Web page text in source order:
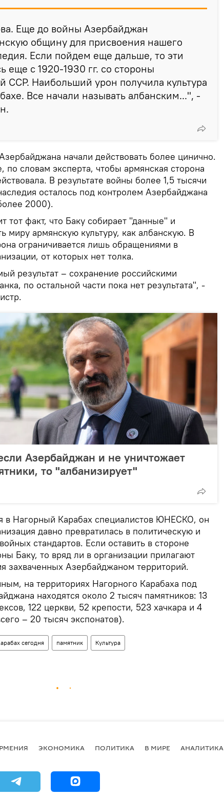
Еще до войны Азербайджан
общину для присвоения нашего
Если пойдем еще дальше, то эти
еще с 1920-1930 гг. со стороны
ССР. Наибольший урон получила культура
Все начали называть албанским...", -
начали действовать более цинично.
по словам эксперта, чтобы армянская сторона
В результате войны более 1,5 тысячи
осталось под контролем Азербайджана
2000).
тот факт, что Баку собирает "данные" и
миру армянскую культуру, как албанскую. В
ограничивается лишь обращениями в
от которых нет толка.
результат – сохранение российскими
по остальной части пока нет результата", -
Азербайджан и не уничтожает
то "албанизирует"
в Нагорный Карабах специалистов ЮНЕСКО, он
давно превратилась в политическую и
стандартов. Если оставить в стороне
Баку, то вряд ли в организации прилагают
захваченных Азербайджаном территорий.
на территориях Нагорного Карабаха под
находятся около 2 тысяч памятников: 13
122 церкви, 52 крепости, 523 хачкара и 4
– 20 тысяч экспонатов).
сегодня памятник Культура
ЭКОНОМИКА ПОЛИТИКА В МИРЕ АНАЛИТИКА